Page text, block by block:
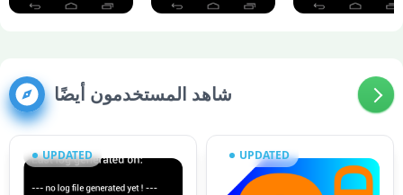
شاهد المستخدمون أيضًا
UPDATED UPDATED